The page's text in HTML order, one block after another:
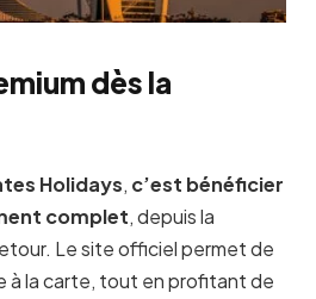
dès la
Holidays, c’est bénéficier
complet, depuis la
Le site officiel permet de
à la carte, tout en profitant de